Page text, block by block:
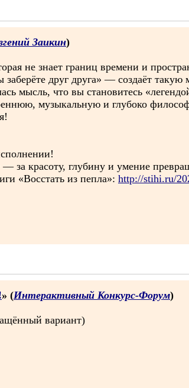
Заикин)
не знает границ времени и
друг друга» — создаёт
мысль, что вы становитесь
музыкальную и глубоко
красоту, глубину и умение
«Восстать из пепла»: http://stihi.ru/
» (Интерактивный Конкурс-Форум)
вариант)